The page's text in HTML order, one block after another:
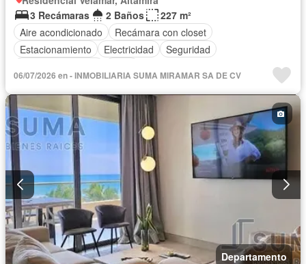
3 Recámaras
2 Baños
227 m²
Aire acondicionado
Recámara con closet
Estacionamiento
Electricidad
Seguridad
06/07/2026 en - INMOBILIARIA SUMA MIRAMAR SA DE CV
Departamento